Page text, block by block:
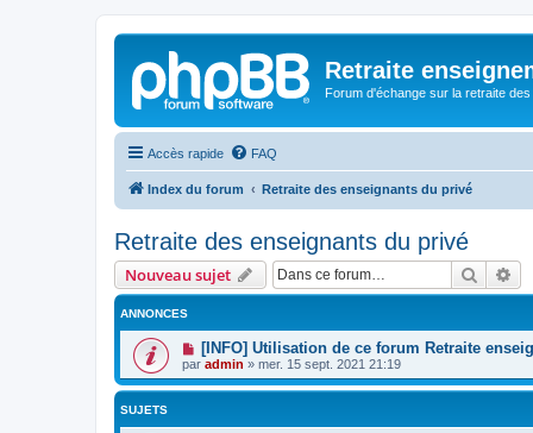
Retraite
Forum d'échange sur la retraite
Accès rapide FAQ
Index du forum Retraite des enseignants du privé
Retraite des enseignants du privé
Nouveau sujet
ANNONCES
[INFO] Utilisation de ce forum Retraite
par admin » mer. 15 sept. 2021 21:19
SUJETS